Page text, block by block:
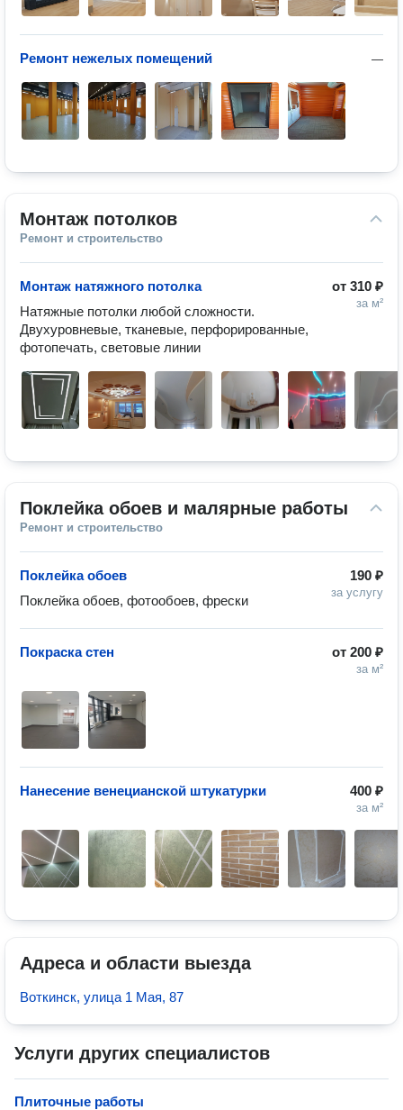
—
Ремонт нежелых помещений
Монтаж потолков
Ремонт и строительство
от 310 ₽
за м²
Монтаж натяжного потолка
Натяжные потолки любой сложности.
Двухуровневые, тканевые, перфорированные,
Поклейка обоев и малярные работы
Ремонт и строительство
190 ₽
за услугу
Поклейка обоев
Поклейка обоев, фотообоев, фрески
от 200 ₽
за м²
Покраска стен
400 ₽
за м²
Нанесение венецианской штукатурки
Адреса и области выезда
Воткинск, улица 1 Мая, 87
Услуги других специалистов
Плиточные работы